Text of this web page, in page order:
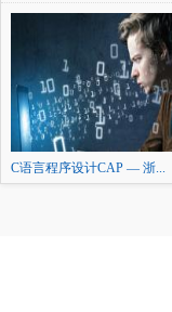
C语言程序设计CAP — 浙...